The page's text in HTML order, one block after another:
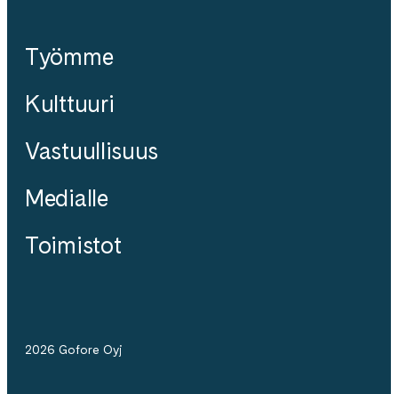
Työmme
Kulttuuri
Vastuullisuus
Medialle
Toimistot
2026 Gofore Oyj